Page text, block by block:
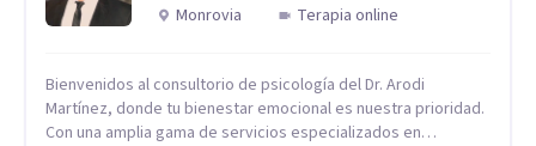
Monrovia
Terapia online
Bienvenidos al consultorio de psicología del Dr. Arodi
Martínez, donde tu bienestar emocional es nuestra prioridad.
Con una amplia gama de servicios especializados en